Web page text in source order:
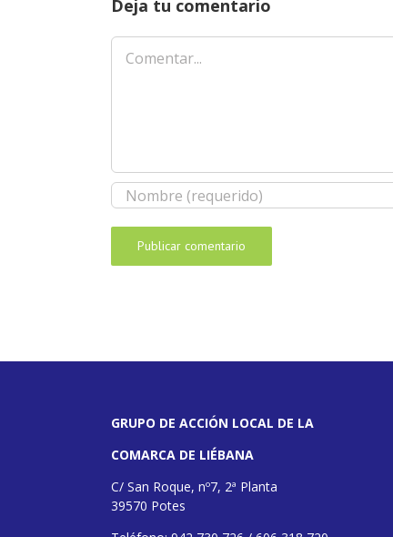
Deja tu comentario
Comentar
GRUPO DE ACCIÓN LOCAL DE LA
COMARCA DE LIÉBANA
C/ San Roque, nº7, 2ª Planta
39570 Potes